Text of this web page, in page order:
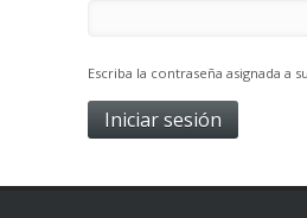
Escriba la contraseña asignada a